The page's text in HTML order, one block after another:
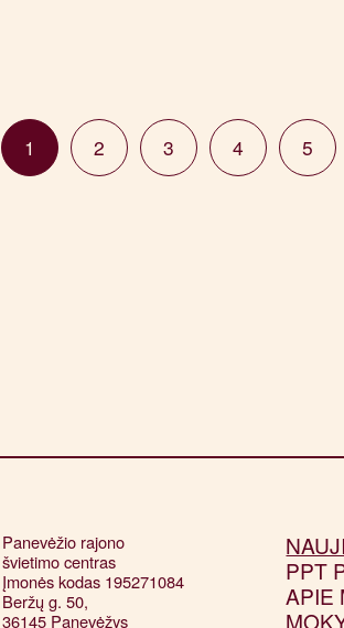
1 2 3 4 5
Panevėžio rajono
švietimo centras
Įmonės kodas 195271084
Beržų g. 50,
36145 Panevėžys
PPT
APIE